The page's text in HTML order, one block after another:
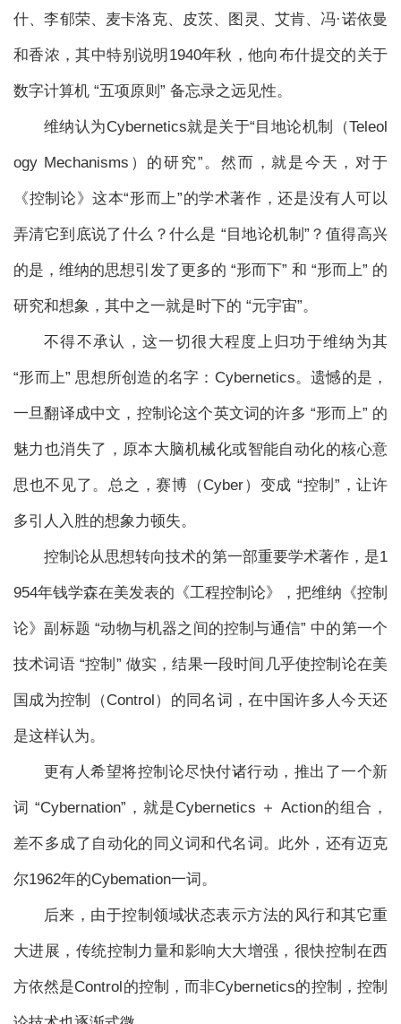
什、李郁荣、麦卡洛克、皮茨、图灵、艾肯、冯·诺依曼
和香浓，其中特别说明1940年秋，他向布什提交的关于
数字计算机 “五项原则” 备忘录之远见性。
维纳认为Cybernetics就是关于“目地论机制（Teleol
ogy Mechanisms）的研究”。然而，就是今天，对于
《控制论》这本“形而上”的学术著作，还是没有人可以
弄清它到底说了什么？什么是 “目地论机制”？值得高兴
的是，维纳的思想引发了更多的 “形而下” 和 “形而上” 的
研究和想象，其中之一就是时下的 “元宇宙”。
不得不承认，这一切很大程度上归功于维纳为其
“形而上” 思想所创造的名字：Cybernetics。遗憾的是，
一旦翻译成中文，控制论这个英文词的许多 “形而上” 的
魅力也消失了，原本大脑机械化或智能自动化的核心意
思也不见了。总之，赛博（Cyber）变成 “控制”，让许
多引人入胜的想象力顿失。
控制论从思想转向技术的第一部重要学术著作，是1
954年钱学森在美发表的《工程控制论》，把维纳《控制
论》副标题 “动物与机器之间的控制与通信” 中的第一个
技术词语 “控制” 做实，结果一段时间几乎使控制论在美
国成为控制（Control）的同名词，在中国许多人今天还
是这样认为。
更有人希望将控制论尽快付诸行动，推出了一个新
词 “Cybernation”，就是Cybernetics ＋ Action的组合，
差不多成了自动化的同义词和代名词。此外，还有迈克
尔1962年的Cybemation一词。
后来，由于控制领域状态表示方法的风行和其它重
大进展，传统控制力量和影响大大增强，很快控制在西
方依然是Control的控制，而非Cybernetics的控制，控制